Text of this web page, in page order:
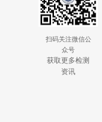
扫码关注微信公
众号
获取更多检测
资讯